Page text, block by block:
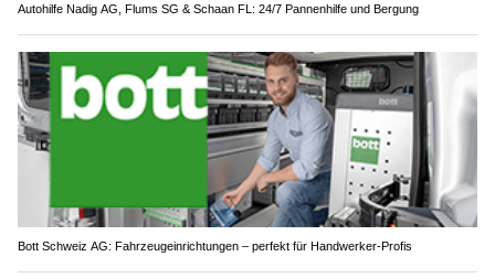
Autohilfe Nadig AG, Flums SG & Schaan FL: 24/7 Pannenhilfe und Bergung
Bott Schweiz AG: Fahrzeugeinrichtungen – perfekt für Handwerker-Profis